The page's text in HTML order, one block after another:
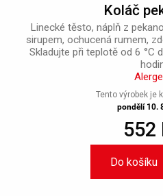
Koláč
Linecké těsto, náplň z
sirupem, ochucená rumem,
Skladujte při teplotě od 6 °C
Tento výrobek je
pondělí 10.
552